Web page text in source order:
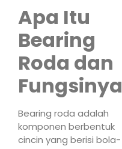
Apa Itu
Bearing
Roda dan
Fungsinya
Bearing roda adalah
komponen berbentuk
cincin yang berisi bola-